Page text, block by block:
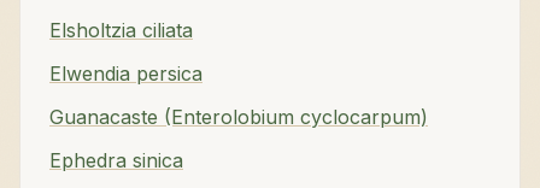
Elsholtzia ciliata
Elwendia persica
Guanacaste (Enterolobium cyclocarpum)
Ephedra sinica